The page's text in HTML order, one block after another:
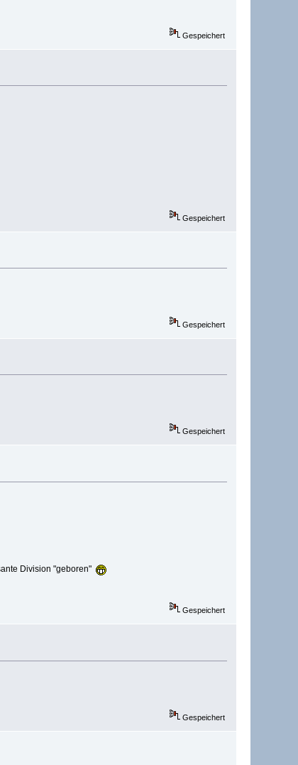
Gespeichert
Gespeichert
Gespeichert
Gespeichert
Division "geboren"
Gespeichert
Gespeichert